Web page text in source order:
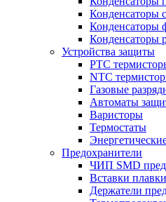
Конденсаторы
Конденсаторы
Конденсаторы
Устройства защиты
PTC
NTC
Газовые
Автоматы
Варисторы
Термостаты
Предохранители
ЧИП SMD
Вставки
Держатели